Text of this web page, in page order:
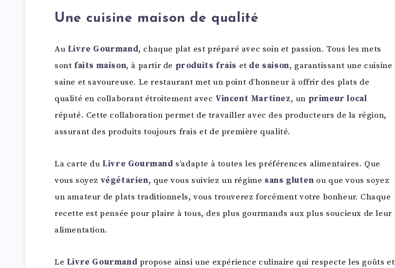
Une cuisine maison de qualité
Au Livre Gourmand, chaque plat est préparé avec soin et passion. Tous les mets
sont faits maison, à partir de produits frais et de saison, garantissant une cuisine
saine et savoureuse. Le restaurant met un point d’honneur à offrir des plats de
qualité en collaborant étroitement avec Vincent Martinez, un primeur local
réputé. Cette collaboration permet de travailler avec des producteurs de la région,
assurant des produits toujours frais et de première qualité.
La carte du Livre Gourmand s’adapte à toutes les préférences alimentaires. Que
vous soyez végétarien, que vous suiviez un régime sans gluten ou que vous soyez
un amateur de plats traditionnels, vous trouverez forcément votre bonheur. Chaque
recette est pensée pour plaire à tous, des plus gourmands aux plus soucieux de leur
alimentation.
Le Livre Gourmand propose ainsi une expérience culinaire qui respecte les goûts et